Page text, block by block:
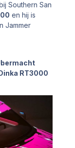
Southern San
en hij is
Jammer
RT3000